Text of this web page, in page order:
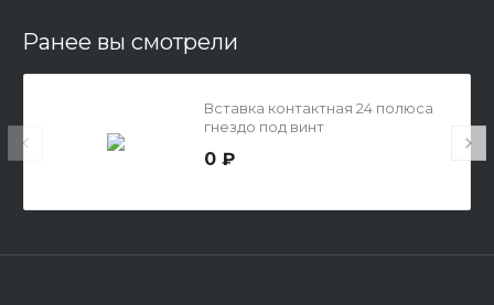
Ранее вы смотрели
Вставка контактная 24 полюса
гнездо под винт
0 ₽